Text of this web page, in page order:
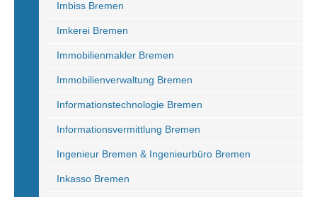
Imbiss Bremen
Imkerei Bremen
Immobilienmakler Bremen
Immobilienverwaltung Bremen
Informationstechnologie Bremen
Informationsvermittlung Bremen
Ingenieur Bremen & Ingenieurbüro Bremen
Inkasso Bremen